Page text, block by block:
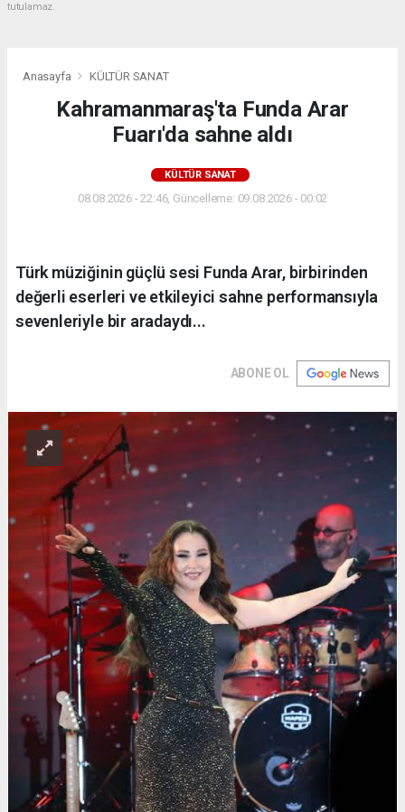
tutulamaz.
Anasayfa KÜLTÜR SANAT
Kahramanmaraş'ta Funda Arar
Fuarı'da sahne aldı
KÜLTÜR SANAT
08.08.2026 - 22:46, Güncelleme: 09.08.2026 - 00:02
Türk müziğinin güçlü sesi Funda Arar, birbirinden
değerli eserleri ve etkileyici sahne performansıyla
sevenleriyle bir aradaydı...
ABONE OL